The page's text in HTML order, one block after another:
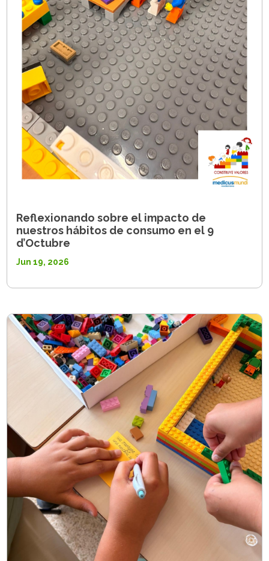
Reflexionando sobre el impacto de
nuestros hábitos de consumo en el 9
d’Octubre
Jun 19, 2026